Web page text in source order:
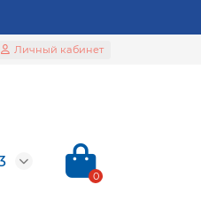
Личный кабинет
0